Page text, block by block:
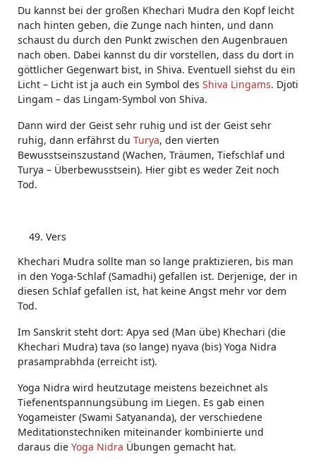
Du kannst bei der großen Khechari Mudra den Kopf leicht
nach hinten geben, die Zunge nach hinten, und dann
schaust du durch den Punkt zwischen den Augenbrauen
nach oben. Dabei kannst du dir vorstellen, dass du dort in
göttlicher Gegenwart bist, in Shiva. Eventuell siehst du ein
Licht – Licht ist ja auch ein Symbol des Shiva Lingams. Djoti
Lingam – das Lingam-Symbol von Shiva.
Dann wird der Geist sehr ruhig und ist der Geist sehr
ruhig, dann erfährst du Turya, den vierten
Bewusstseinszustand (Wachen, Träumen, Tiefschlaf und
Turya – Überbewusstsein). Hier gibt es weder Zeit noch
Tod.
Vers
Khechari Mudra sollte man so lange praktizieren, bis man
in den Yoga-Schlaf (Samadhi) gefallen ist. Derjenige, der in
diesen Schlaf gefallen ist, hat keine Angst mehr vor dem
Tod.
Im Sanskrit steht dort: Apya sed (Man übe) Khechari (die
Khechari Mudra) tava (so lange) nyava (bis) Yoga Nidra
prasamprabhda (erreicht ist).
Yoga Nidra wird heutzutage meistens bezeichnet als
Tiefenentspannungsübung im Liegen. Es gab einen
Yogameister (Swami Satyananda), der verschiedene
Meditationstechniken miteinander kombinierte und
daraus die Yoga Nidra Übungen gemacht hat.